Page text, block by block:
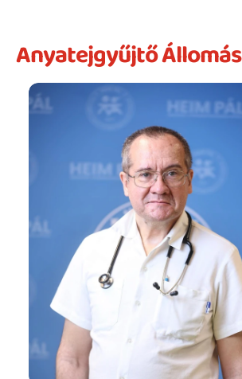
Anyatejgyűjtő Állomás